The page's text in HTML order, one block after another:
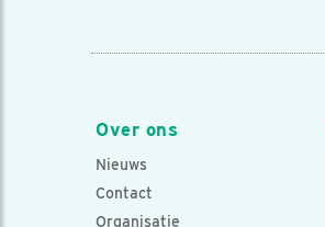
Over ons
Nieuws
Contact
Organisatie